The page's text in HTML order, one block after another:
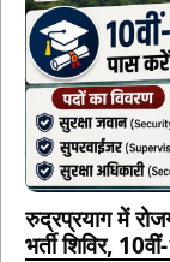
रुद्रप्रयाग में
भर्ती शिविर,